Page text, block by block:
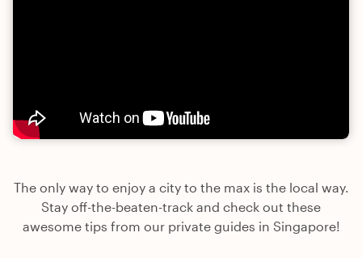
The only way to enjoy a city to the max is the local way.
Stay off-the-beaten-track and check out these
awesome tips from our private guides in Singapore!